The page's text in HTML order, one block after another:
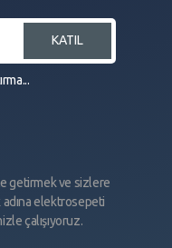
KATIL
getirmek ve sizlere
elektrosepeti
çalışıyoruz.